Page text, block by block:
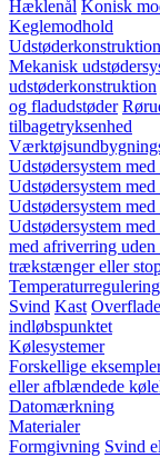
Hæklenål Konisk
Keglemodhold
Mekanisk
udstøderkonstruktion
og fladudstøder
tilbagetryksenhed
Udstødersystem
Udstødersystem
Udstødersystem
Udstødersystem
med afriverring uden
trækstænger eller
Temperaturregulering
Svind Kast
indløbspunktet
Kølesystemer
Forskellige
eller afblændede
Datomærkning
Materialer
Formgivning Svind